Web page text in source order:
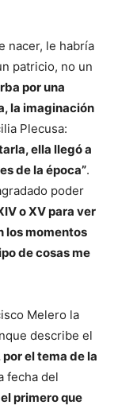
nacer, le habría
patricio, no un
por una
la imaginación
Plecusa:
ella llegó a
de la época”.
poder
o XV para ver
los momentos
de cosas me
Melero la
describe el
el tema de la
fecha del
primero que